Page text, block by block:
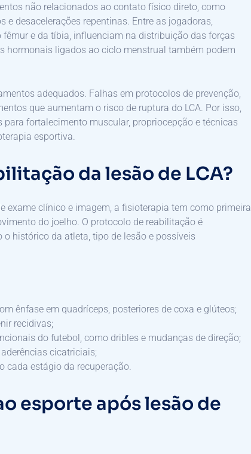
não relacionados ao contato físico direto, como
desacelerações repentinas. Entre as jogadoras,
e da tíbia, influenciam na distribuição das forças
hormonais ligados ao ciclo menstrual também podem
adequados. Falhas em protocolos de prevenção,
que aumentam o risco de ruptura do LCA. Por isso,
fortalecimento muscular, propriocepção e técnicas
esportiva.
da lesão de LCA?
exame clínico e imagem, a fisioterapia tem como primeira
do joelho. O protocolo de reabilitação é
histórico da atleta, tipo de lesão e possíveis
ênfase em quadríceps, posteriores de coxa e glúteos;
recidivas;
do futebol, como dribles e mudanças de direção;
cicatriciais;
cada estágio da recuperação.
esporte após lesão de